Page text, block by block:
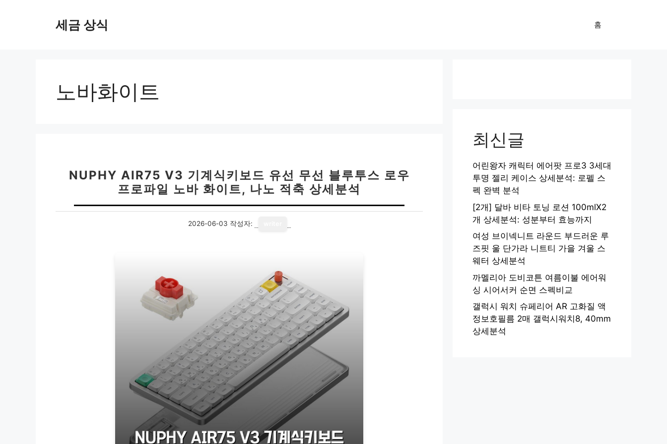
세금 상식 홈
노바화이트
NUPHY AIR75 V3 기계식키보드 유선 무선 블루투스 로우
프로파일 노바 화이트, 나노 적축 상세분석
2026-06-03 작성자:
최신글
어린왕자 캐릭터 에어팟 프로3 3세대
투명 젤리 케이스 상세분석: 로펠 스
펙 완벽 분석
[2개] 달바 비타 토닝 로션 100mlX2
개 상세분석: 성분부터 효능까지
여성 브이넥니트 라운드 부드러운 루
즈핏 울 단가라 니트티 가을 겨울 스
웨터 상세분석
까멜리아 도비코튼 여름이불 에어워
싱 시어서커 순면 스펙비교
갤럭시 워치 슈페리어 AR 고화질 액
정보호필름 2매 갤럭시워치8, 40mm
상세분석